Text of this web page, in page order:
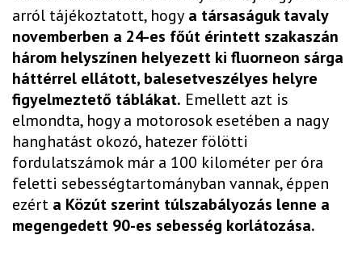
arról tájékoztatott, hogy a társaságuk tavaly
novemberben a 24-es főút érintett szakaszán
három helyszínen helyezett ki fluorneon sárga
háttérrel ellátott, balesetveszélyes helyre
figyelmeztető táblákat. Emellett azt is
elmondta, hogy a motorosok esetében a nagy
hanghatást okozó, hatezer fölötti
fordulatszámok már a 100 kilométer per óra
feletti sebességtartományban vannak, éppen
ezért a Közút szerint túlszabályozás lenne a
megengedett 90-es sebesség korlátozása.